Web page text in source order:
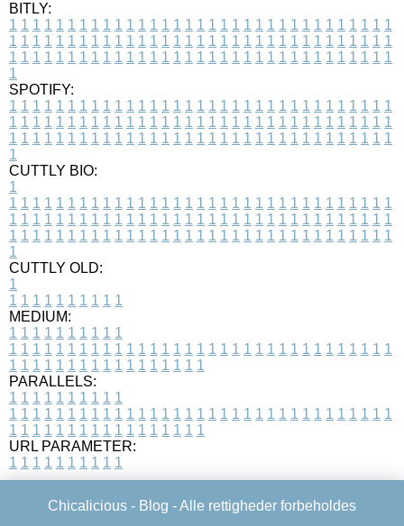
BITLY:
1 1 1 1 1 1 1 1 1 1 1 1 1 1 1 1 1 1 1 1 1 1 1 1 1 1 1 1 1 1 1 1 1
1 1 1 1 1 1 1 1 1 1 1 1 1 1 1 1 1 1 1 1 1 1 1 1 1 1 1 1 1 1 1 1 1
1 1 1 1 1 1 1 1 1 1 1 1 1 1 1 1 1 1 1 1 1 1 1 1 1 1 1 1 1 1 1 1 1
1
SPOTIFY:
1 1 1 1 1 1 1 1 1 1 1 1 1 1 1 1 1 1 1 1 1 1 1 1 1 1 1 1 1 1 1 1 1
1 1 1 1 1 1 1 1 1 1 1 1 1 1 1 1 1 1 1 1 1 1 1 1 1 1 1 1 1 1 1 1 1
1 1 1 1 1 1 1 1 1 1 1 1 1 1 1 1 1 1 1 1 1 1 1 1 1 1 1 1 1 1 1 1 1
1
CUTTLY BIO:
1
1 1 1 1 1 1 1 1 1 1 1 1 1 1 1 1 1 1 1 1 1 1 1 1 1 1 1 1 1 1 1 1 1
1 1 1 1 1 1 1 1 1 1 1 1 1 1 1 1 1 1 1 1 1 1 1 1 1 1 1 1 1 1 1 1 1
1 1 1 1 1 1 1 1 1 1 1 1 1 1 1 1 1 1 1 1 1 1 1 1 1 1 1 1 1 1 1 1 1
1
CUTTLY OLD:
1
1 1 1 1 1 1 1 1 1 1
MEDIUM:
1 1 1 1 1 1 1 1 1 1
1 1 1 1 1 1 1 1 1 1 1 1 1 1 1 1 1 1 1 1 1 1 1 1 1 1 1 1 1 1 1 1 1
1 1 1 1 1 1 1 1 1 1 1 1 1 1 1 1 1
PARALLELS:
1 1 1 1 1 1 1 1 1 1
1 1 1 1 1 1 1 1 1 1 1 1 1 1 1 1 1 1 1 1 1 1 1 1 1 1 1 1 1 1 1 1 1
1 1 1 1 1 1 1 1 1 1 1 1 1 1 1 1 1
URL PARAMETER:
1 1 1 1 1 1 1 1 1 1
Chicalicious - Blog - Alle rettigheder forbeholdes